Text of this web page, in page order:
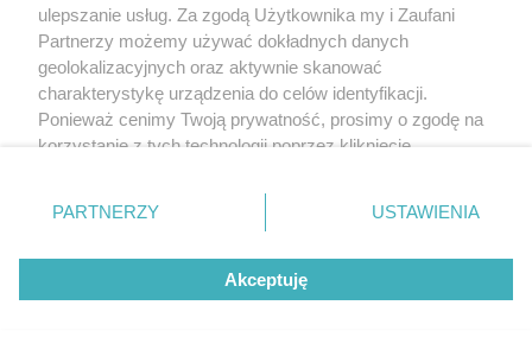
ulepszanie usług. Za zgodą Użytkownika my i Zaufani
Partnerzy możemy używać dokładnych danych
geolokalizacyjnych oraz aktywnie skanować
charakterystykę urządzenia do celów identyfikacji.
Ponieważ cenimy Twoją prywatność, prosimy o zgodę na
korzystanie z tych technologii poprzez kliknięcie
zmienić/wycofać klikając przycisk ustawień prywatności
znajdujący się w lewym dolnym rogu strony
rodzaje przetwarzania danych nie wymagają zgody
użytkownika, ale masz prawo sprzeciwić się takiemu
przetwarzaniu. Preferencje będą miały zastosowanie tylko
PARTNERZY USTAWIENIA
Akceptuję